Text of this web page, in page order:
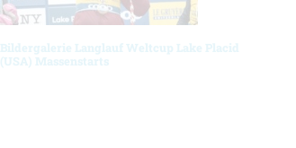
Bildergalerie Langlauf Weltcup Lake Placid
(USA) Massenstarts